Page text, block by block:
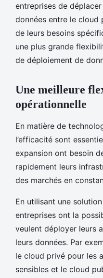
entreprises de
données entre le
de leurs besoins
une plus grande
de déploiement de
Une meilleure
opérationnelle
En matière de
l’efficacité sont
expansion ont besoin
rapidement leurs
des marchés en
En utilisant une
entreprises ont la
veulent déployer leurs
leurs données. Par
le cloud privé pour les
sensibles et le cloud